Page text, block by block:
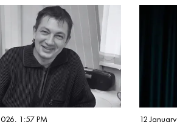
1:57 PM 12